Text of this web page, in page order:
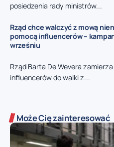
posiedzenia rady ministrów...
Rząd chce walczyć z mową
pomocą influencerów –
wrześniu
Rząd Barta De Wevera
influencerów do walki z...
Może Cię zainteresować